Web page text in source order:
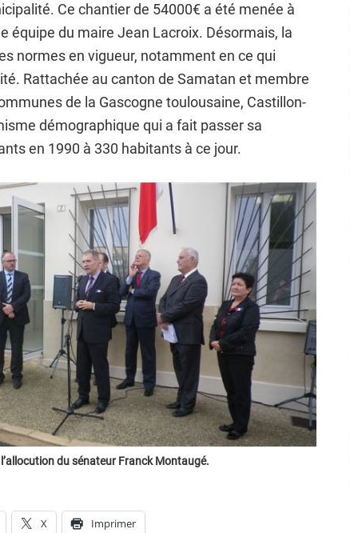
Ce chantier de 54000€ a été menée à
équipe du maire Jean Lacroix. Désormais, la
normes en vigueur, notamment en ce qui
Rattachée au canton de Samatan et membre
de la Gascogne toulousaine, Castillon-
démographique qui a fait passer sa
en 1990 à 330 habitants à ce jour.
du sénateur Franck Montaugé.
X Imprimer